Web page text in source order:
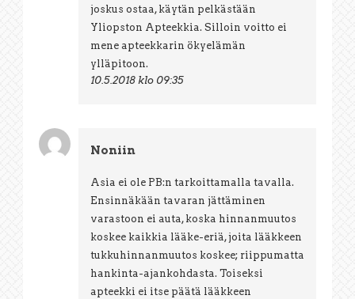
joskus ostaa, käytän pelkästään
Yliopston Apteekkia. Silloin voitto ei
mene apteekkarin ökyelämän
ylläpitoon.
10.5.2018 klo 09:35
Noniin
Asia ei ole PB:n tarkoittamalla tavalla.
Ensinnäkään tavaran jättäminen
varastoon ei auta, koska hinnanmuutos
koskee kaikkia lääke-eriä, joita lääkkeen
tukkuhinnanmuutos koskee; riippumatta
hankinta-ajankohdasta. Toiseksi
apteekki ei itse päätä lääkkeen